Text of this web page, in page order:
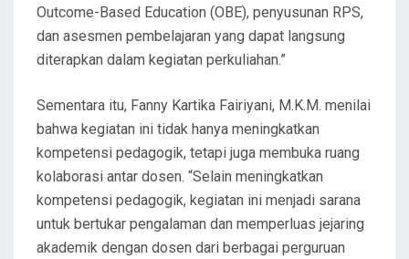
Outcome-Based Education (OBE), penyusunan RPS,
dan asesmen pembelajaran yang dapat langsung
diterapkan dalam kegiatan perkuliahan.”
Sementara itu, Fanny Kartika Fairiyani, M.K.M. menilai
bahwa kegiatan ini tidak hanya meningkatkan
kompetensi pedagogik, tetapi juga membuka ruang
kolaborasi antar dosen. “Selain meningkatkan
kompetensi pedagogik, kegiatan ini menjadi sarana
untuk bertukar pengalaman dan memperluas jejaring
akademik dengan dosen dari berbagai perguruan